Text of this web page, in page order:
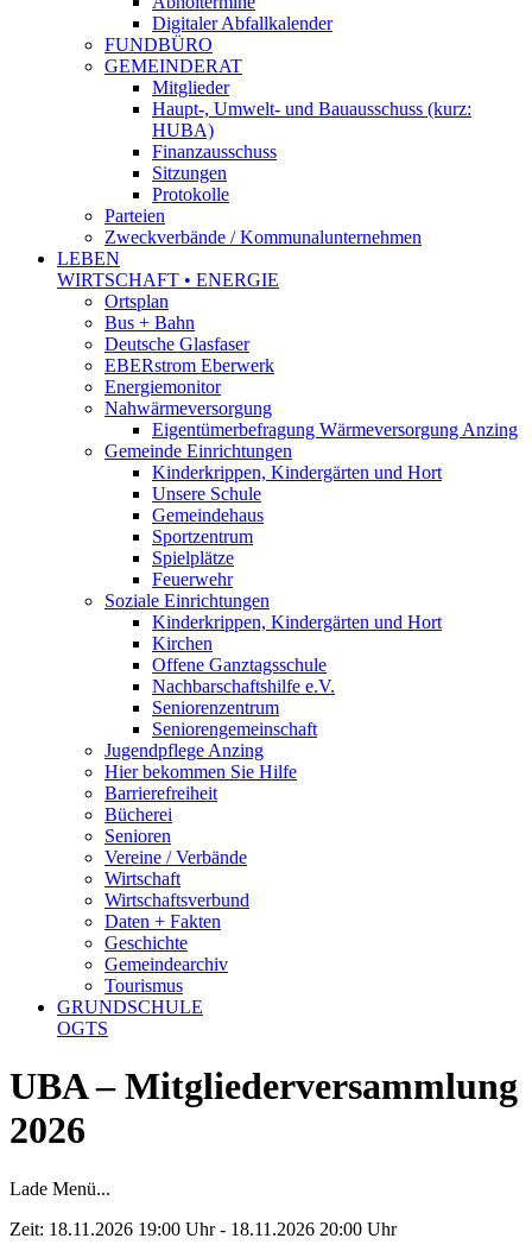
Digitaler Abfallkalender
FUNDBÜRO
GEMEINDERAT
Mitglieder
Haupt-, Umwelt- und Bauausschuss (kurz:
HUBA)
Finanzausschuss
Sitzungen
Protokolle
Parteien
Zweckverbände / Kommunalunternehmen
LEBEN
WIRTSCHAFT • ENERGIE
Ortsplan
Bus + Bahn
Deutsche Glasfaser
EBERstrom Eberwerk
Energiemonitor
Nahwärmeversorgung
Eigentümerbefragung Wärmeversorgung Anzing
Gemeinde Einrichtungen
Kinderkrippen, Kindergärten und Hort
Unsere Schule
Gemeindehaus
Sportzentrum
Spielplätze
Feuerwehr
Soziale Einrichtungen
Kinderkrippen, Kindergärten und Hort
Kirchen
Offene Ganztagsschule
Nachbarschaftshilfe e.V.
Seniorenzentrum
Seniorengemeinschaft
Jugendpflege Anzing
Hier bekommen Sie Hilfe
Barrierefreiheit
Bücherei
Senioren
Vereine / Verbände
Wirtschaft
Wirtschaftsverbund
Daten + Fakten
Geschichte
Gemeindearchiv
Tourismus
GRUNDSCHULE
OGTS
UBA – Mitgliederversammlung
2026
Lade Menü...
Zeit: 18.11.2026 19:00 Uhr - 18.11.2026 20:00 Uhr